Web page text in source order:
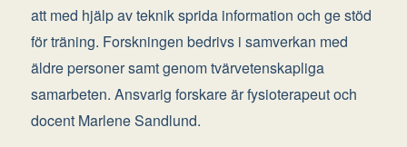
att med hjälp av teknik sprida information och ge stöd
för träning. Forskningen bedrivs i samverkan med
äldre personer samt genom tvärvetenskapliga
samarbeten. Ansvarig forskare är fysioterapeut och
docent Marlene Sandlund.